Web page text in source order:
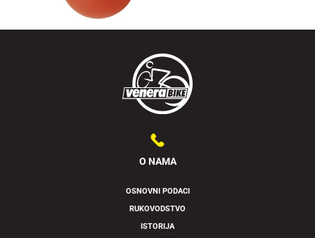
O NAMA
OSNOVNI PODACI
RUKOVODSTVO
ISTORIJA